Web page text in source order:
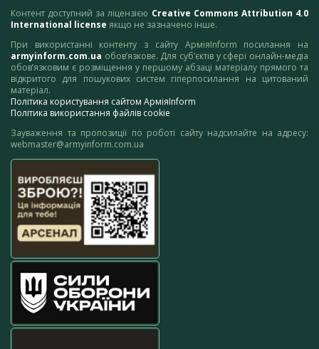
Контент доступний за ліцензією Creative Commons Attribution 4.0
International license якщо не зазначено інше.
При використанні контенту з сайту АрміяInform посилання на
armyinform.com.ua обов’язкове. Для суб’єктів у сфері онлайн-медіа
обов’язковим є розміщення у першому абзаці матеріалу прямого та
відкритого для пошукових систем гіперпосилання на цитований
матеріал.
Політика користування сайтом АрміяInform
Політика використання файлів cookie
Зауваження та пропозиції по роботі сайту надсилайте на адресу:
webmaster@armyinform.com.ua